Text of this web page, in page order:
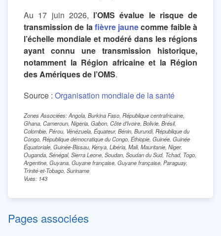
Au 17 juin 2026, l’OMS évalue le risque de
transmission de lafièvre jaunecomme faible à
l’échelle mondiale et modéré dans les régions
ayant connu une transmission historique,
notamment la Région africaine et la Région
des Amériques de l’OMS.
Source : Organisation mondiale de la santé
Zones Associées: Angola, Burkina Faso, République centrafricaine,
Ghana, Cameroun, Nigeria, Gabon, Côte d'Ivoire, Bolivie, Brésil,
Colombie, Pérou, Vénézuela, Équateur, Bénin, Burundi, République du
Congo, République démocratique du Congo, Éthiopie, Guinée, Guinée
Équatoriale, Guinée-Bissau, Kenya, Libéria, Mali, Mauritanie, Niger,
Ouganda, Sénégal, Sierra Leone, Soudan, Soudan du Sud, Tchad, Togo,
Argentine, Guyana, Guyane française, Guyane française, Paraguay,
Trinité-et-Tobago, Suriname
Vues: 143
Pages associées